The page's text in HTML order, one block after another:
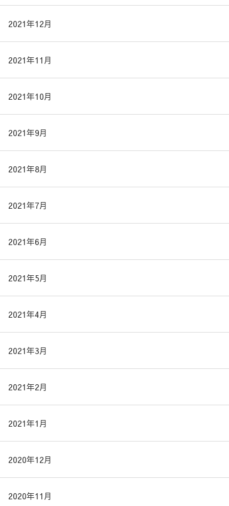
2021年12月
2021年11月
2021年10月
2021年9月
2021年8月
2021年7月
2021年6月
2021年5月
2021年4月
2021年3月
2021年2月
2021年1月
2020年12月
2020年11月